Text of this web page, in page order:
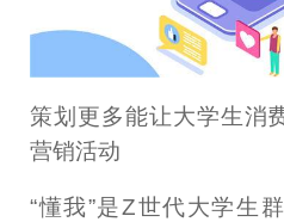
策划更多能让大学生消
营销活动
“懂我”是Z世代大学生